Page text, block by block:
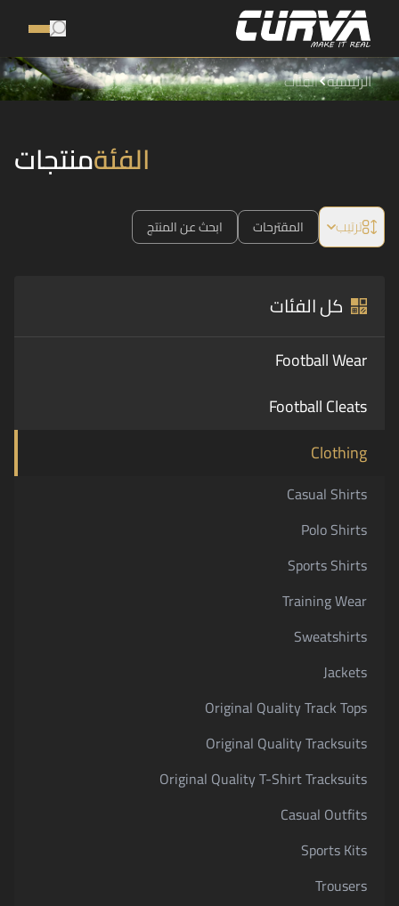
الرئيسية الفئات
الفئةمنتجات
ترتيب المقترحات ابحث عن المنتج
كل الفئات
Football Wear
Football Cleats
Clothing
Casual Shirts
Polo Shirts
Sports Shirts
Training Wear
Sweatshirts
Jackets
Original Quality Track Tops
Original Quality Tracksuits
Original Quality T-Shirt Tracksuits
Casual Outfits
Sports Kits
Trousers